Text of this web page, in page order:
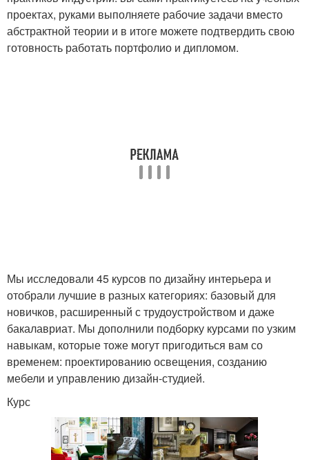
проектах, руками выполняете рабочие задачи вместо
абстрактной теории и в итоге можете подтвердить свою
готовность работать портфолио и дипломом.
Мы исследовали 45 курсов по дизайну интерьера и
отобрали лучшие в разных категориях: базовый для
новичков, расширенный с трудоустройством и даже
бакалавриат. Мы дополнили подборку курсами по узким
навыкам, которые тоже могут пригодиться вам со
временем: проектированию освещения, созданию
мебели и управлению дизайн-студией.
Курс